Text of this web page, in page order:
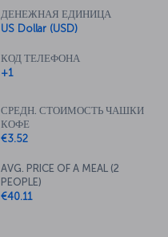
ДЕНЕЖНАЯ ЕДИНИЦА
US Dollar (USD)
КОД ТЕЛЕФОНА
+1
СРЕДН. СТОИМОСТЬ ЧАШКИ
КОФЕ
€3.52
AVG. PRICE OF A MEAL (2
PEOPLE)
€40.11